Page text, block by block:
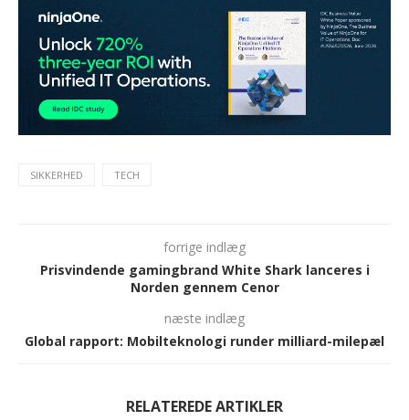
SIKKERHED TECH
forrige indlæg
Prisvindende gamingbrand White Shark lanceres i
Norden gennem Cenor
næste indlæg
Global rapport: Mobilteknologi runder milliard-milepæl
RELATEREDE ARTIKLER